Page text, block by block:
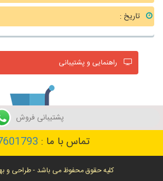
تاریخ :
راهنمایی و پشتیبانی
تماس با ما :
کلیه حقوق محفوظ می باشد - طراحی و
پشتیبانی فروش